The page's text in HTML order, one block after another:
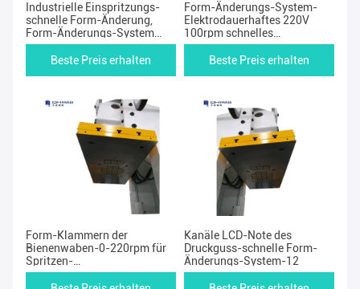
Industrielle Einspritzungs-
schnelle Form-Änderung,
Form-Änderungs-System
3min 180mm schnelles
Beste Preis erhalten
Form-Änderungs-System-
Elektrodauerhaftes 220V
100rpm schnelles
Magnetplatten
Beste Preis erhalten
Form-Klammern der
Bienenwaben-0-220rpm für
Spritzen-
Stanzmaschinegebrauch
Kanäle LCD-Note des
Druckguss-schnelle Form-
Änderungs-System-12